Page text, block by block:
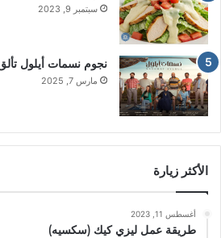
سبتمبر 9, 2023
نجوم نسمات أيلول
مارس 7, 2025
الأكثر زيارة
أغسطس 11, 2023
طريقة عمل ليزي كيك (سكسيه)